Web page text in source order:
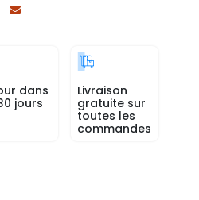
dans
jours
Livraison
gratuite sur
toutes les
commandes